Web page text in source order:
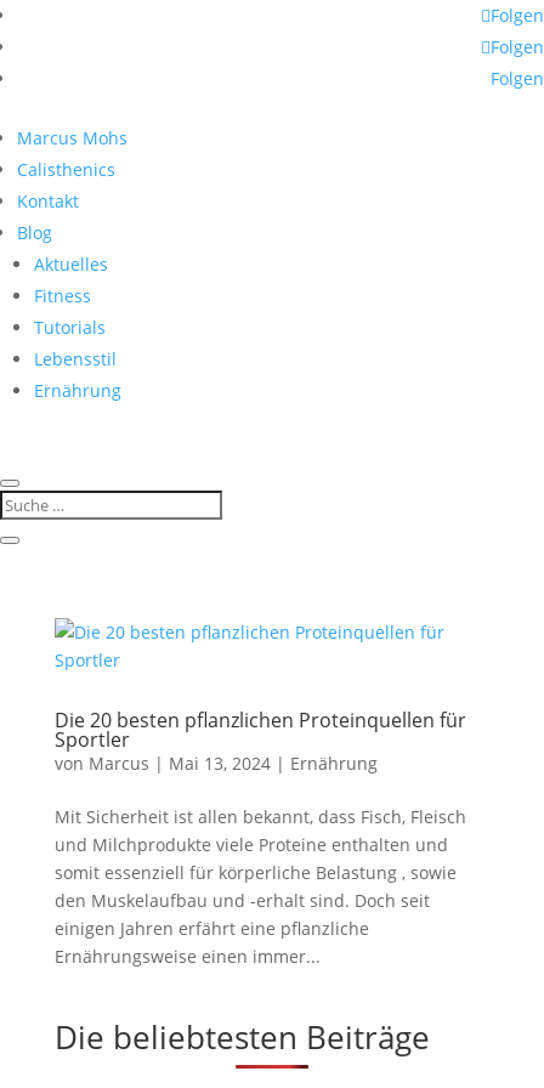
Folgen
Folgen
Folgen
Marcus Mohs
Calisthenics
Kontakt
Blog
Aktuelles
Fitness
Tutorials
Lebensstil
Ernährung
Die 20 besten pflanzlichen Proteinquellen für
Sportler
von Marcus | Mai 13, 2024| Ernährung
Mit Sicherheit ist allen bekannt, dass Fisch, Fleisch
und Milchprodukte viele Proteine enthalten und
somit essenziell für körperliche Belastung , sowie
den Muskelaufbau und -erhalt sind. Doch seit
einigen Jahren erfährt eine pflanzliche
Ernährungsweise einen immer...
Die beliebtesten Beiträge